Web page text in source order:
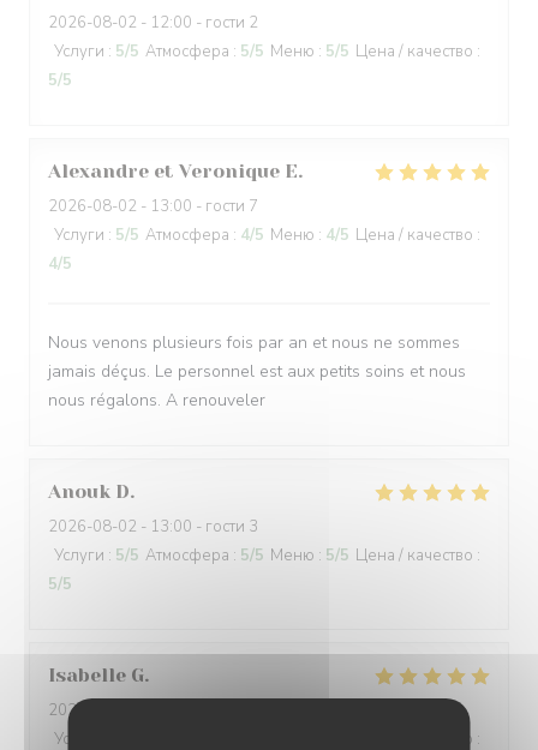
2026-08-02 - 12:00 - гости 2
Услуги : 5/5 Атмосфера : 5/5 Меню : 5/5 Цена / качество :
5/5
Alexandre et Veronique E
2026-08-02 - 13:00 - гости 7
Услуги : 5/5 Атмосфера : 4/5 Меню : 4/5 Цена / качество :
4/5
Nous venons plusieurs fois par an et nous ne sommes
jamais déçus. Le personnel est aux petits soins et nous
nous régalons. A renouveler
Anouk D
2026-08-02 - 13:00 - гости 3
Услуги : 5/5 Атмосфера : 5/5 Меню : 5/5 Цена / качество :
5/5
Isabelle G
2026-08-01
Услуги
Цена / качество :